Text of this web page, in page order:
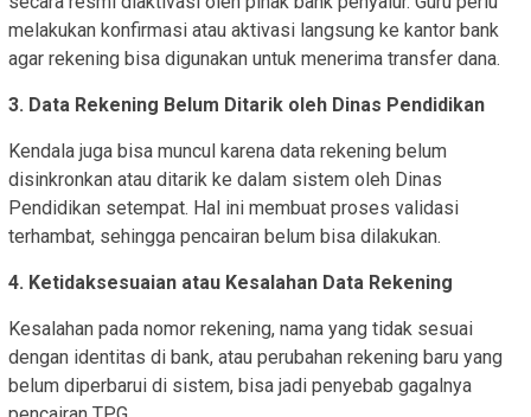
melakukan konfirmasi atau aktivasi langsung ke kantor bank
agar rekening bisa digunakan untuk menerima transfer dana.
3. Data Rekening Belum Ditarik oleh Dinas Pendidikan
Kendala juga bisa muncul karena data rekening belum
disinkronkan atau ditarik ke dalam sistem oleh Dinas
Pendidikan setempat. Hal ini membuat proses validasi
terhambat, sehingga pencairan belum bisa dilakukan.
4. Ketidaksesuaian atau Kesalahan Data Rekening
Kesalahan pada nomor rekening, nama yang tidak sesuai
dengan identitas di bank, atau perubahan rekening baru yang
belum diperbarui di sistem, bisa jadi penyebab gagalnya